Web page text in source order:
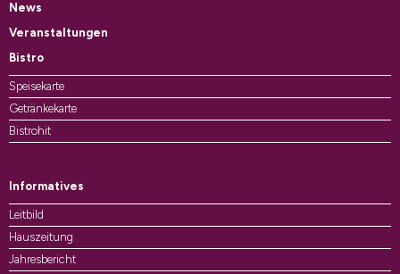
News
Veranstaltungen
Bistro
Speisekarte
Getränkekarte
Bistrohit
Informatives
Leitbild
Hauszeitung
Jahresbericht